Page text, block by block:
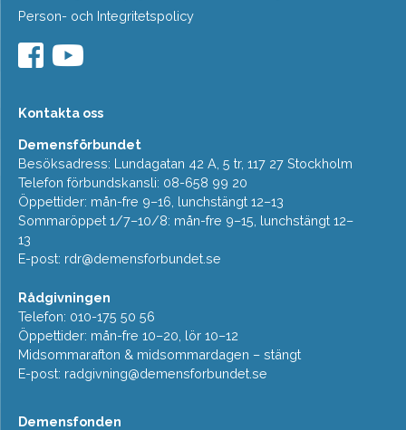
Person- och Integritetspolicy
Kontakta oss
Demensförbundet
Besöksadress: Lundagatan 42 A, 5 tr, 117 27 Stockholm
Telefon förbundskansli: 08-658 99 20
Öppettider: mån-fre 9–16, lunchstängt 12–13
Sommaröppet 1/7–10/8: mån-fre 9–15, lunchstängt 12–
13
E-post: rdr@demensforbundet.se
Rådgivningen
Telefon: 010-175 50 56
Öppettider: mån-fre 10–20, lör 10–12
Midsommarafton & midsommardagen – stängt
E-post: radgivning@demensforbundet.se
Demensfonden